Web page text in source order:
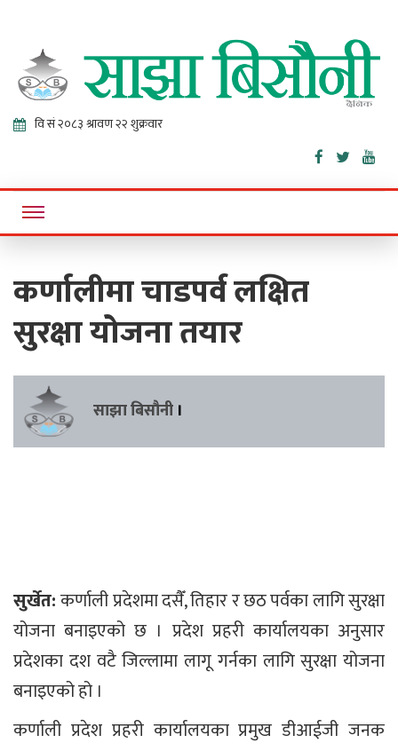
Sajha
Bisaunee
Online News Portal
कर्णालीमा चाडपर्व लक्षित
सुरक्षा योजना तयार
साझा बिसौनी ।
सुर्खेत:कर्णाली प्रदेशमा दसैँ, तिहार र छठ पर्वका लागि सुरक्षा
योजना बनाइएको छ । प्रदेश प्रहरी कार्यालयका अनुसार
प्रदेशका दश वटै जिल्लामा लागू गर्नका लागि सुरक्षा योजना
बनाइएको हो ।
कर्णाली प्रदेश प्रहरी कार्यालयका प्रमुख डीआईजी जनक